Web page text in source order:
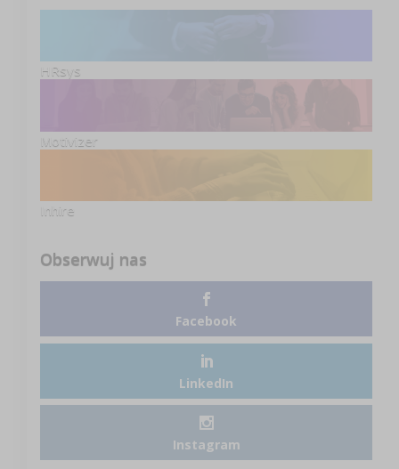
HRsys
Motivizer
Inhire
Obserwuj nas
Facebook
LinkedIn
Instagram